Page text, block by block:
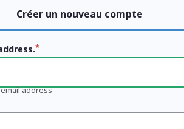
Créer un nouveau compte
address